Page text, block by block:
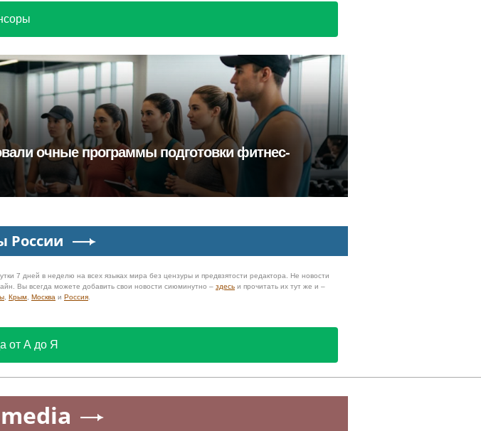
очные программы подготовки фитнес-
России
7 дней в неделю на всех языках мира без цензуры и предвзятости редактора. Не новости
Вы всегда можете добавить свои новости сиюминутно – здесь и прочитать их тут же и –
Крым Москва и Россия
от А до Я